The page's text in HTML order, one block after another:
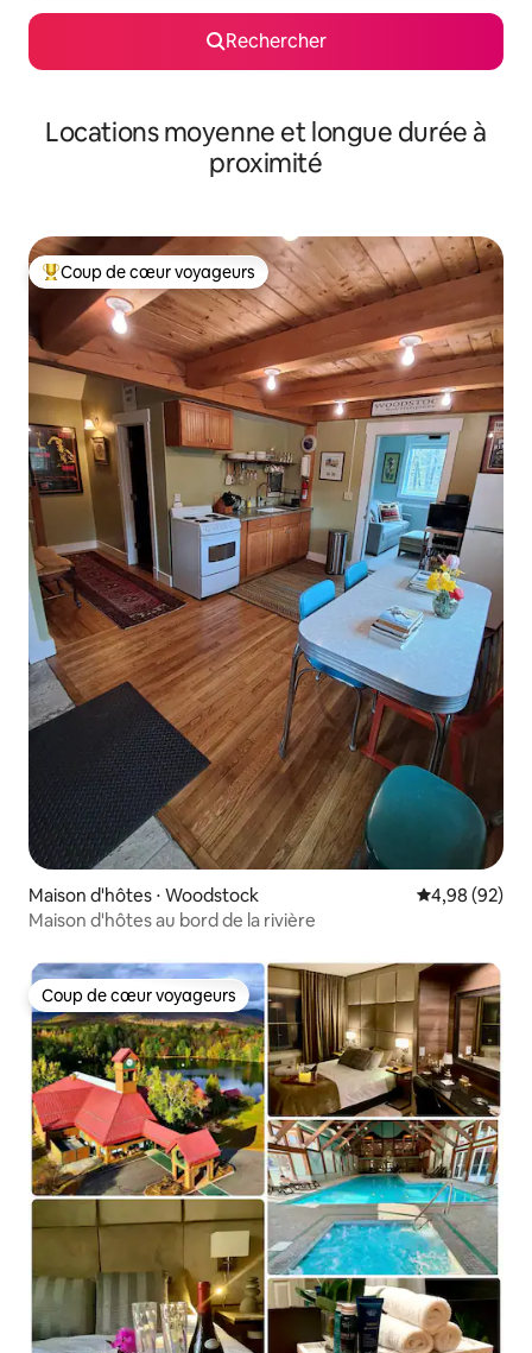
Rechercher
Locations moyenne et longue durée à
proximité
Coups de cœur voyageurs les plus appréciés
Coup de cœur voyageurs
Maison d'hôtes ⋅ Woodstock Évaluation
4,98 (92)
Maison d'hôtes au bord de la rivière
Coup de cœur voyageurs
Coup de cœur voyageurs